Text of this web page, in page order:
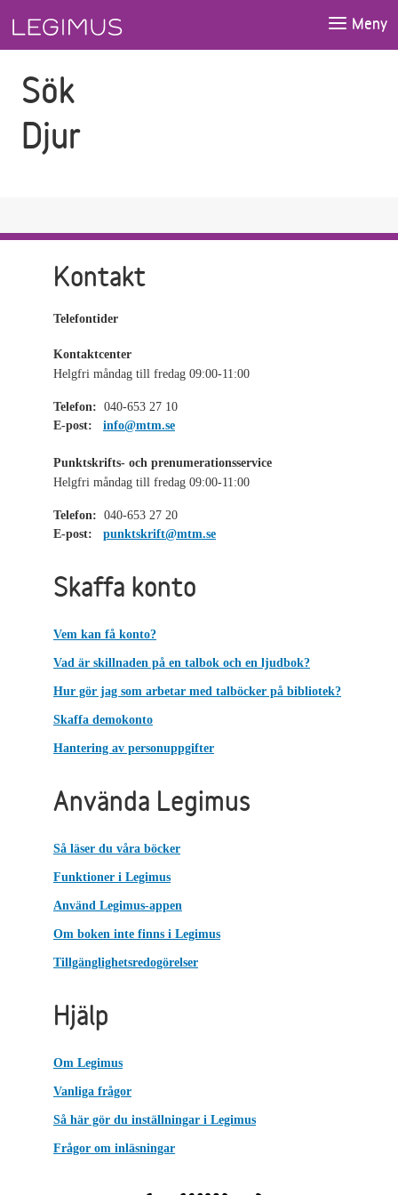
Meny
Sök
Djur
Kontakt
Telefontider
Kontaktcenter
Helgfri måndag till fredag 09:00-11:00
Telefon: 040-653 27 10
E-post:
info@mtm.se
Punktskrifts- och prenumerationsservice
Helgfri måndag till fredag 09:00-11:00
Telefon: 040-653 27 20
E-post:
punktskrift@mtm.se
Skaffa konto
Vem kan få konto?
Vad är skillnaden på en talbok och en ljudbok?
Hur gör jag som arbetar med talböcker på bibliotek?
Skaffa demokonto
Hantering av personuppgifter
Använda Legimus
Så läser du våra böcker
Funktioner i Legimus
Använd Legimus-appen
Om boken inte finns i Legimus
Tillgänglighetsredogörelser
Hjälp
Om Legimus
Vanliga frågor
Så här gör du inställningar i Legimus
Frågor om inläsningar